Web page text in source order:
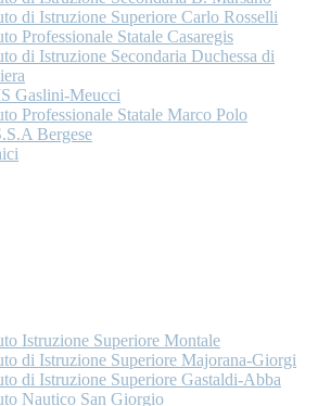
di Istruzione Superiore Carlo Rosselli
Professionale Statale Casaregis
di Istruzione Secondaria Duchessa di
Gaslini-Meucci
Professionale Statale Marco Polo
Bergese
Istruzione Superiore Montale
di Istruzione Superiore Majorana-Giorgi
di Istruzione Superiore Gastaldi-Abba
Nautico San Giorgio